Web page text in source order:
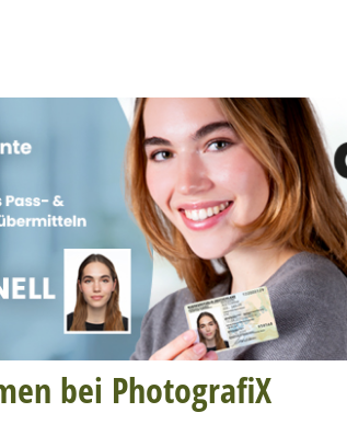
bei PhotografiX